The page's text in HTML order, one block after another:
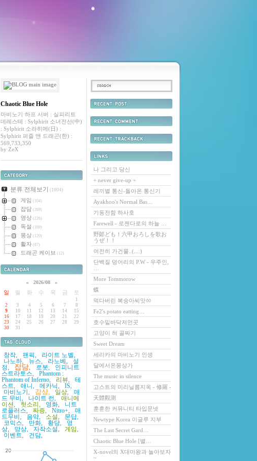
Chaotic Blue Hole
마비노기 하프 서버 : 실피리트
데레스테 : Sylphirit 소녀전선(中)
: Sylphirit 소라히메(日) :
Sylphirit 퍼즐 앤 드래곤(한) :
569,733,350
by ZeX
카테고리
분류 전체보기 (1004)
게임 (104)
잡담 (269)
영상 (226)
독설 (169)
몽상 (129)
활자 (87)
드래곤 케이브 (12)
« 2026/08 »
일 월 화 수 목 금 토
1
2
3 4 5 6 7
8
9
10 11 12 13 14
15
16
17 18 19 20 21
22
23
24 25 26 27 28
29
30
31
태그목록
창작, 팬픽,
라이트 노벨,
나노하,
뉴스, 라노베,
설
정,
잡담, 로봇,
인피니트
스트라토스,
Phantom :
Phantom of Inferno,
리뷰,
테
스트,
애니, 메카닉,
IS,
마비노기,
감상, 일상,
매
드 무비,
나이트 런,
애니메
이션,
헛소리, 영화,
니트
로플러스,
짜증, Nitro+,
매
드무비,
음악, 소설,
문답,
코믹스,
만화, 황당,
영
상,
망상, 자작소설,
게임,
이벤트,
건담,
링크
나 그리고 당신
+ never give-up +
레끼별 통신-돌아온 통신기
Ayakhoo's Normal Bas…
기동전함 하사호
Farewell - 로젠다로의 하늘 …
野郞ども！六甲おろしを歌お
うぜ！！
여전히 가건물..(....)
단백질 덩어리의 P.W - 우주인,
More Tommorow
蝶
먹다버린 복숭아씨앗ㆀ
Fe2's potato eatting…
호수밑바닥저먼곳
고양이 혀 골짜기
Sweet Dream
세리카의 마비노기 인생
달에서온몽상가
The music in silence
고스트의 미리닐름지옥 - 修羅 -
天體觀測
훈훈한 커뮤니티 타입문넷
Newtype Korea 이글루 지부
The Last Secret Gard…
Chaotic Blue Hole [별…
X-novel의 X대마왕과 놀아보자
~